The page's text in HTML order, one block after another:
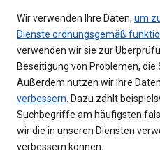
Wir verwenden Ihre Daten, um
Dienste ordnungsgemäß
verwenden wir sie zur
Beseitigung von Problemen, die
Außerdem nutzen wir Ihre
verbessern . Dazu zählt
Suchbegriffe am häufigsten
wir die in unseren Diensten
verbessern können.